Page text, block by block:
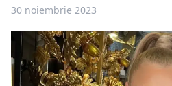
30 noiembrie 2023